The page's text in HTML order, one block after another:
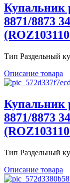
Купальник
8871/8873
Тип Раздельный
Описание товара
Купальник
8871/8873
Тип Раздельный
Описание товара